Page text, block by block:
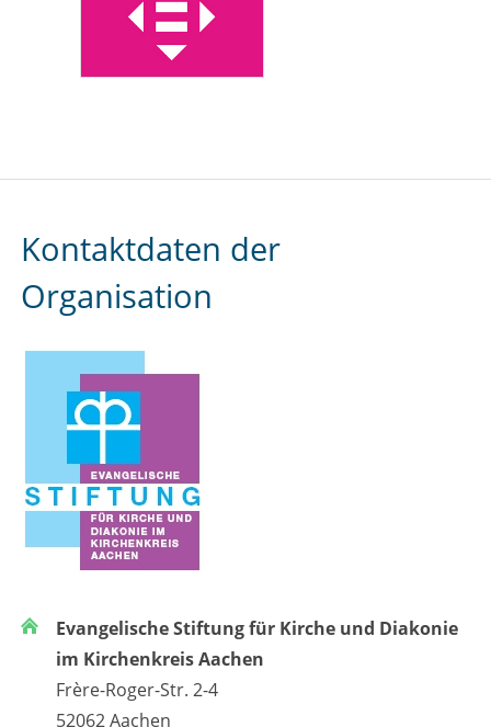
Kontaktdaten der
Organisation
Evangelische Stiftung für Kirche und Diakonie
im Kirchenkreis Aachen
Frère-Roger-Str. 2-4
52062 Aachen